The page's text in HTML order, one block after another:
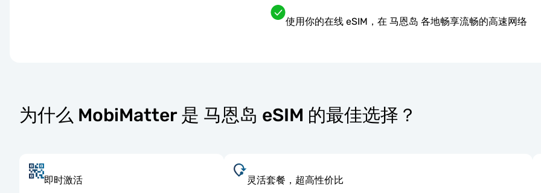
使用你的在线 eSIM，在 马恩岛 各地畅享流畅的高速网络
为什么 MobiMatter 是 马恩岛 eSIM 的最佳选择？
即时激活 灵活套餐，超高性价比